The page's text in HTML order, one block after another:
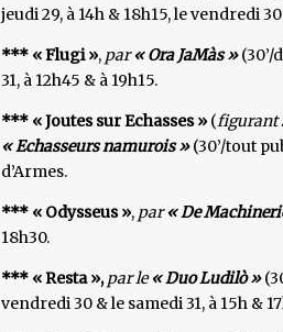
jeudi 29, à 14h & 18h15, le vendredi
*** « Flugi », par« Ora JaMàs »(30’/
31, à 12h45 & à 19h15.
*** « Joutes sur Echasses » (figurant
« Echasseurs namurois »(30’/tout
d’Armes.
*** « Odysseus », par« De
18h30.
*** « Resta »,par le« Duo Ludilò »
vendredi 30 & le samedi 31, à 15h &